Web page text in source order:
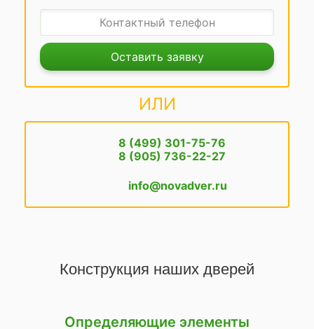
Оставить заявку
ИЛИ
8 (499) 301-75-76
8 (905) 736-22-27
info@novadver.ru
Конструкция наших дверей
Определяющие элементы